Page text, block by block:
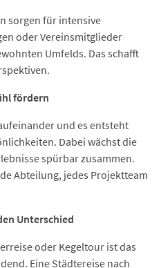
sorgen für intensive
oder Vereinsmitglieder
Umfelds. Das schafft
fördern
und es entsteht
Dabei wächst die
spürbar zusammen.
Abteilung, jedes Projektteam
Unterschied
oder Kegeltour ist das
Eine Städtereise nach